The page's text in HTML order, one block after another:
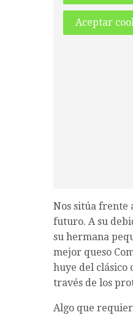
Aceptar
Nos sitúa frente
futuro. A su
su hermana
mejor queso
huye del clásico
través de los
Algo que